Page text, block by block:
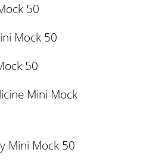
50
Mock 50
50
Mini Mock
Mini Mock 50